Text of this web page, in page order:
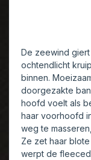
De zeewind
ochtendlicht
binnen.
doorgezakte
hoofd voelt als
haar voorhoofd
weg te
Ze zet haar
werpt de